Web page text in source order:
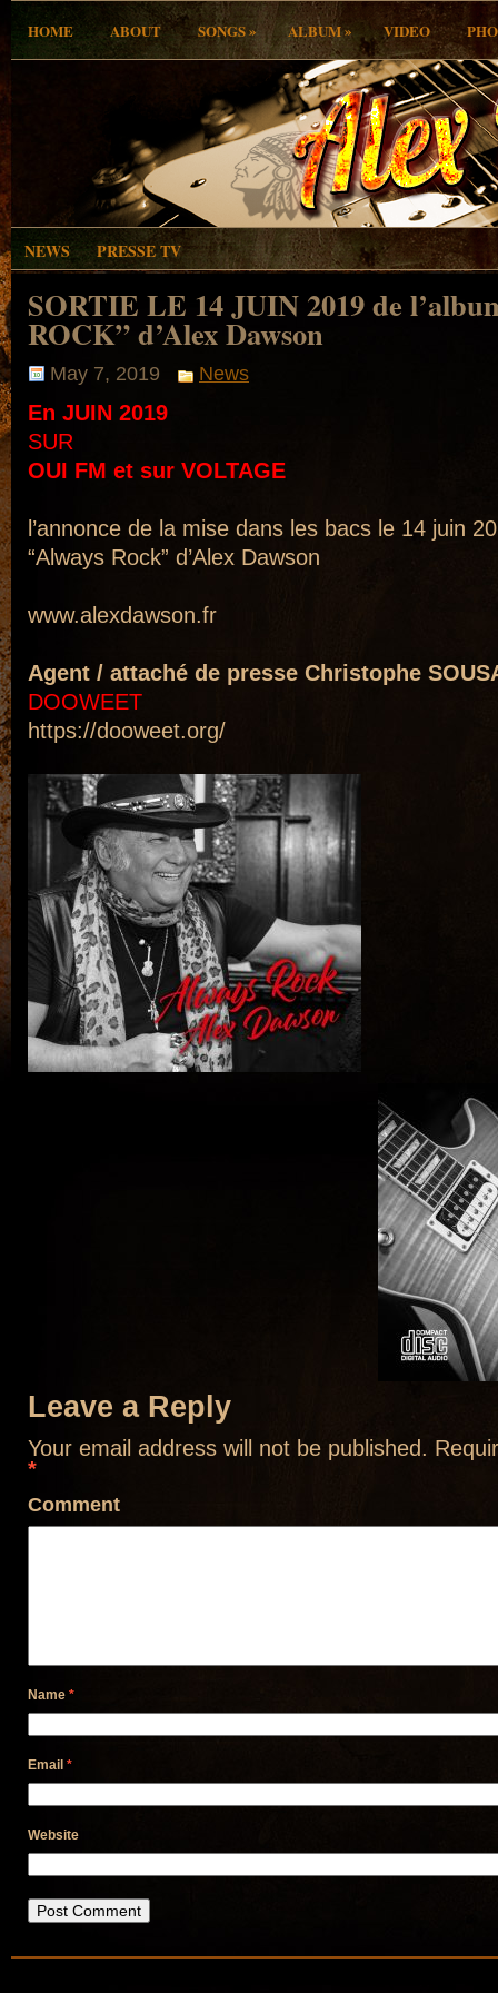
HOME ABOUT SONGS» ALBUM» VIDEO
NEWS PRESSE TV
SORTIE LE 14 JUIN 2019 de
ROCK” d’Alex Dawson
May 7, 2019 News
En JUIN 2019
SUR
OUI FM et sur VOLTAGE
l’annonce de la mise dans les bacs le 14 juin
“Always Rock” d’Alex Dawson
www.alexdawson.fr
Agent / attaché de presse Christophe
DOOWEET
https://dooweet.org/
Leave a Reply
Your email address will not be published.
*
Comment
Name *
Email *
Website